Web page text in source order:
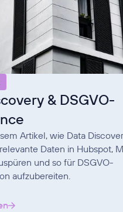
& DSGVO-
Artikel, wie Data
Daten in Hubspot,
und so für DSGVO-
aufzubereiten.